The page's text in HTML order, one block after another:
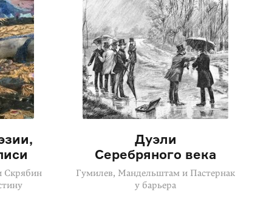
Скрябин
Дуэли
Серебряного века
Гумилев, Мандельштам и Пастернак
у барьера